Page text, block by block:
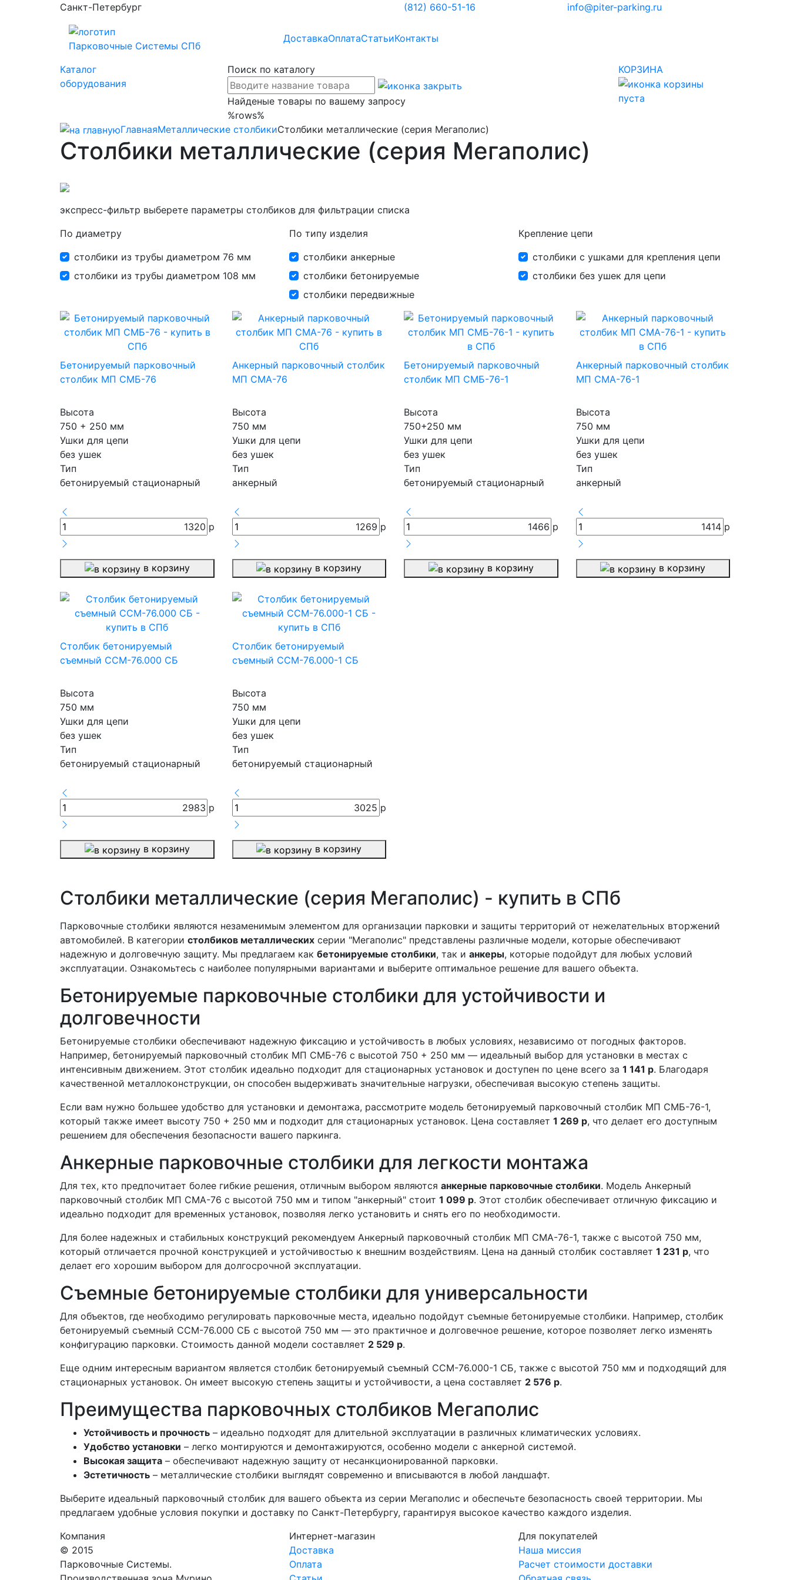
Санкт-Петербург (812) 660-51-16 info@piter-parking.ru
Парковочные Системы СПб
ДоставкаОплатаСтатьиКонтакты
Каталог
оборудования
Поиск по каталогу
Найденые товары по вашему запросу
%rows%
КОРЗИНА
пуста
ГлавнаяМеталлические столбикиСтолбики металлические (серия Мегаполис)
Столбики металлические (серия Мегаполис)
экспресс-фильтр выберете параметры столбиков для фильтрации списка
По диаметру
столбики из трубы диаметром 76 мм
столбики из трубы диаметром 108 мм
По типу изделия
столбики анкерные
столбики бетонируемые
столбики передвижные
Крепление цепи
столбики с ушками для крепления цепи
столбики без ушек для цепи
Бетонируемый парковочный
столбик МП СМБ-76
Высота
750 + 250 мм
Ушки для цепи
без ушек
Тип
бетонируемый стационарный
1320 р
в корзину
Анкерный парковочный столбик
МП СМА-76
Высота
750 мм
Ушки для цепи
без ушек
Тип
анкерный
1269 р
в корзину
Бетонируемый парковочный
столбик МП СМБ-76-1
Высота
750+250 мм
Ушки для цепи
без ушек
Тип
бетонируемый стационарный
1466 р
в корзину
Анкерный парковочный столбик
МП СМА-76-1
Высота
750 мм
Ушки для цепи
без ушек
Тип
анкерный
1414 р
в корзину
Столбик бетонируемый
съемный ССМ-76.000 СБ
Высота
750 мм
Ушки для цепи
без ушек
Тип
бетонируемый стационарный
2983 р
в корзину
Столбик бетонируемый
съемный ССМ-76.000-1 СБ
Высота
750 мм
Ушки для цепи
без ушек
Тип
бетонируемый стационарный
3025 р
в корзину
Столбики металлические (серия Мегаполис) - купить в СПб
Парковочные столбики являются незаменимым элементом для организации парковки и защиты территорий от нежелательных вторжений
автомобилей. В категории столбиков металлических серии "Мегаполис" представлены различные модели, которые обеспечивают
надежную и долговечную защиту. Мы предлагаем как бетонируемые столбики, так и анкеры, которые подойдут для любых условий
эксплуатации. Ознакомьтесь с наиболее популярными вариантами и выберите оптимальное решение для вашего объекта.
Бетонируемые парковочные столбики для устойчивости и
долговечности
Бетонируемые столбики обеспечивают надежную фиксацию и устойчивость в любых условиях, независимо от погодных факторов.
Например, бетонируемый парковочный столбик МП СМБ-76 с высотой 750 + 250 мм — идеальный выбор для установки в местах с
интенсивным движением. Этот столбик идеально подходит для стационарных установок и доступен по цене всего за 1 141 р. Благодаря
качественной металлоконструкции, он способен выдерживать значительные нагрузки, обеспечивая высокую степень защиты.
Если вам нужно большее удобство для установки и демонтажа, рассмотрите модель бетонируемый парковочный столбик МП СМБ-76-1,
который также имеет высоту 750 + 250 мм и подходит для стационарных установок. Цена составляет 1 269 р, что делает его доступным
решением для обеспечения безопасности вашего паркинга.
Анкерные парковочные столбики для легкости монтажа
Для тех, кто предпочитает более гибкие решения, отличным выбором являются анкерные парковочные столбики. Модель Анкерный
парковочный столбик МП СМА-76 с высотой 750 мм и типом "анкерный" стоит 1 099 р. Этот столбик обеспечивает отличную фиксацию и
идеально подходит для временных установок, позволяя легко установить и снять его по необходимости.
Для более надежных и стабильных конструкций рекомендуем Анкерный парковочный столбик МП СМА-76-1, также с высотой 750 мм,
который отличается прочной конструкцией и устойчивостью к внешним воздействиям. Цена на данный столбик составляет 1 231 р, что
делает его хорошим выбором для долгосрочной эксплуатации.
Съемные бетонируемые столбики для универсальности
Для объектов, где необходимо регулировать парковочные места, идеально подойдут съемные бетонируемые столбики. Например, столбик
бетонируемый съемный ССМ-76.000 СБ с высотой 750 мм — это практичное и долговечное решение, которое позволяет легко изменять
конфигурацию парковки. Стоимость данной модели составляет 2 529 р.
Еще одним интересным вариантом является столбик бетонируемый съемный ССМ-76.000-1 СБ, также с высотой 750 мм и подходящий для
стационарных установок. Он имеет высокую степень защиты и устойчивости, а цена составляет 2 576 р.
Преимущества парковочных столбиков Мегаполис
Устойчивость и прочность – идеально подходят для длительной эксплуатации в различных климатических условиях.
Удобство установки – легко монтируются и демонтажируются, особенно модели с анкерной системой.
Высокая защита – обеспечивают надежную защиту от несанкционированной парковки.
Эстетичность – металлические столбики выглядят современно и вписываются в любой ландшафт.
Выберите идеальный парковочный столбик для вашего объекта из серии Мегаполис и обеспечьте безопасность своей территории. Мы
предлагаем удобные условия покупки и доставку по Санкт-Петербургу, гарантируя высокое качество каждого изделия.
Компания
© 2015
Парковочные Системы.
Интернет-магазин
Доставка
Оплата
Для покупателей
Наша миссия
Расчет стоимости доставки